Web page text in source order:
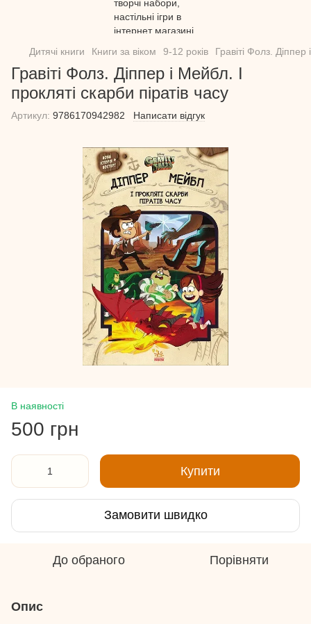
Дитячі книги Книги за віком 9-12 років Гравіті Фолз. Діппер
Гравіті Фолз. Діппер і Мейбл. І
прокляті скарби піратів часу
Артикул: 9786170942982 Написати відгук
В наявності
500 грн
Купити
Замовити швидко
До обраного Порівняти
Опис